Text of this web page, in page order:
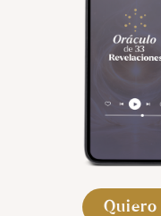
Quiero